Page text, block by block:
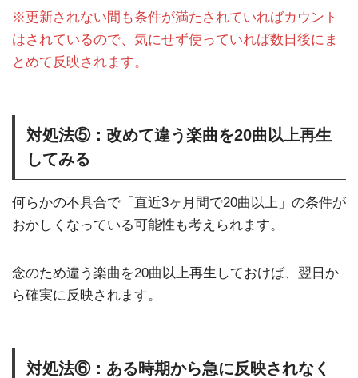
※更新されない間も条件が満たされていればカウント
はされているので、気にせず使っていれば数日後にま
とめて反映されます。
対処法⑤：改めて違う楽曲を20曲以上再生
してみる
何らかの不具合で「直近3ヶ月間で20曲以上」の条件が
おかしくなっている可能性も考えられます。
念のため違う楽曲を20曲以上再生しておけば、翌日か
ら確実に反映されます。
対処法⑥：ある時期から急に反映されなく